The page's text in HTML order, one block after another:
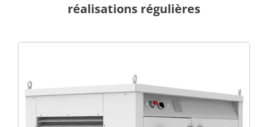
réalisations régulières